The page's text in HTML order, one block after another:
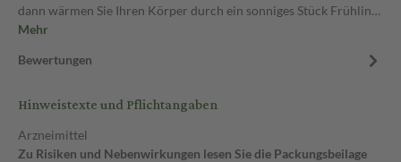
dann wärmen Sie Ihren Körper durch ein sonniges Stück Frühlin…
Mehr
Bewertungen
Hinweistexte und Pflichtangaben
Arzneimittel
Zu Risiken und Nebenwirkungen lesen Sie die Packungsbeilage